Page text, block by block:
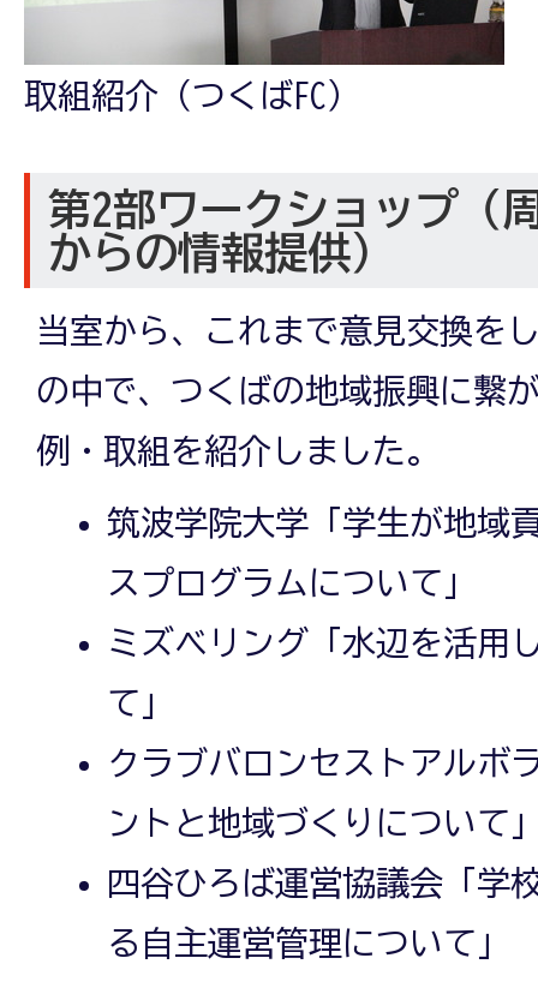
取組紹介（つくばFC）
第2部ワークショップ（
からの情報提供）
当室から、これまで意見交換を
の中で、つくばの地域振興に繋
例・取組を紹介しました。
筑波学院大学「学生が地域
スプログラムについて」
ミズベリング「水辺を活用
て」
クラブバロンセストアルボ
ントと地域づくりについて
四谷ひろば運営協議会「学
る自主運営管理について」